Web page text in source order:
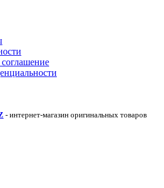
соглашение
- интернет-магазин оригинальных товаров